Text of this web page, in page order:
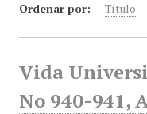
Ordenar por: Título
Vida
No 940-941,